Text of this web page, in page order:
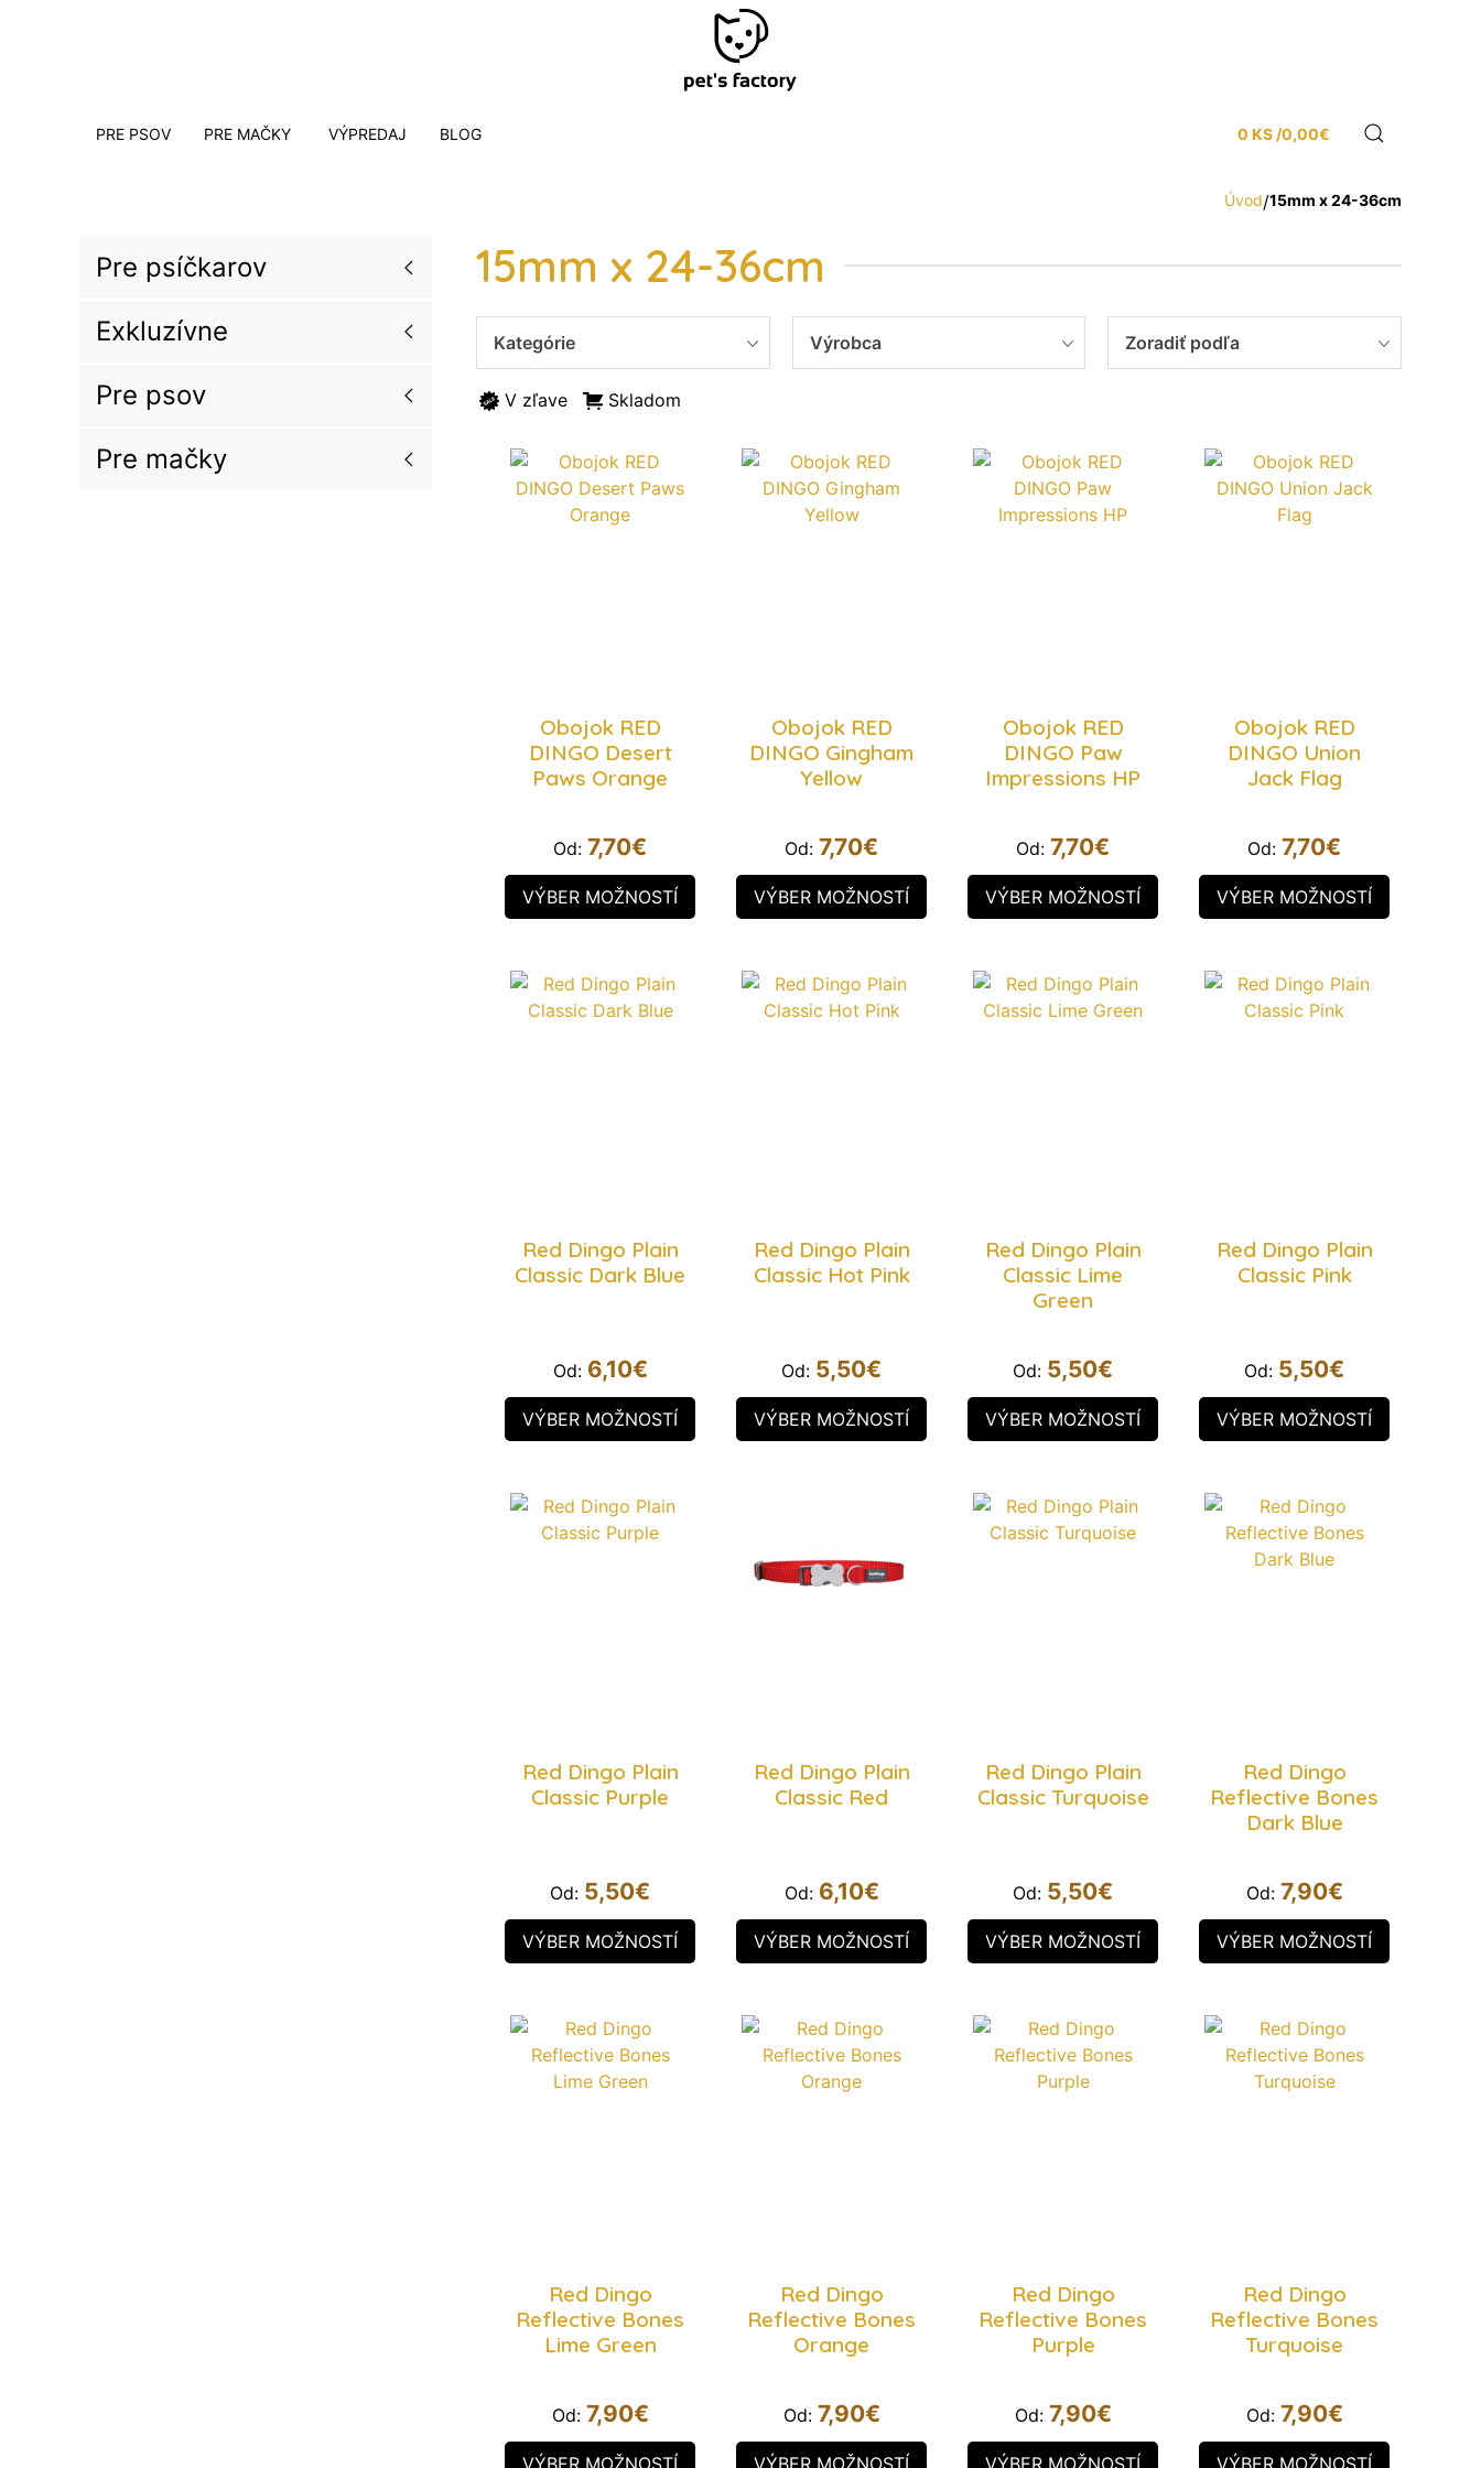
PRE PSOV PRE MAČKY VÝPREDAJ BLOG 0 KS /0,00€
Úvod/15mm x 24-36cm
15mm x 24-36cm
Kategórie Výrobca Zoradiť podľa
V zľave Skladom
Obojok RED
DINGO Desert
Paws Orange
Od: 7,70€
VÝBER MOŽNOSTÍ
Obojok RED
DINGO Gingham
Yellow
Od: 7,70€
VÝBER MOŽNOSTÍ
Obojok RED
DINGO Paw
Impressions HP
Od: 7,70€
VÝBER MOŽNOSTÍ
Obojok RED
DINGO Union
Jack Flag
Od: 7,70€
VÝBER MOŽNOSTÍ
Red Dingo Plain
Classic Dark Blue
Od: 6,10€
VÝBER MOŽNOSTÍ
Red Dingo Plain
Classic Hot Pink
Od: 5,50€
VÝBER MOŽNOSTÍ
Red Dingo Plain
Classic Lime
Green
Od: 5,50€
VÝBER MOŽNOSTÍ
Red Dingo Plain
Classic Pink
Od: 5,50€
VÝBER MOŽNOSTÍ
Red Dingo Plain
Classic Purple
Od: 5,50€
VÝBER MOŽNOSTÍ
Red Dingo Plain
Classic Red
Od: 6,10€
VÝBER MOŽNOSTÍ
Red Dingo Plain
Classic Turquoise
Od: 5,50€
VÝBER MOŽNOSTÍ
Red Dingo
Reflective Bones
Dark Blue
Od: 7,90€
VÝBER MOŽNOSTÍ
Red Dingo
Reflective Bones
Lime Green
Od: 7,90€
VÝBER MOŽNOSTÍ
Red Dingo
Reflective Bones
Orange
Od: 7,90€
VÝBER MOŽNOSTÍ
Red Dingo
Reflective Bones
Purple
Od: 7,90€
VÝBER MOŽNOSTÍ
Red Dingo
Reflective Bones
Turquoise
Od: 7,90€
VÝBER MOŽNOSTÍ
Pre psíčkarov
Exkluzívne
Pre psov
Pre mačky